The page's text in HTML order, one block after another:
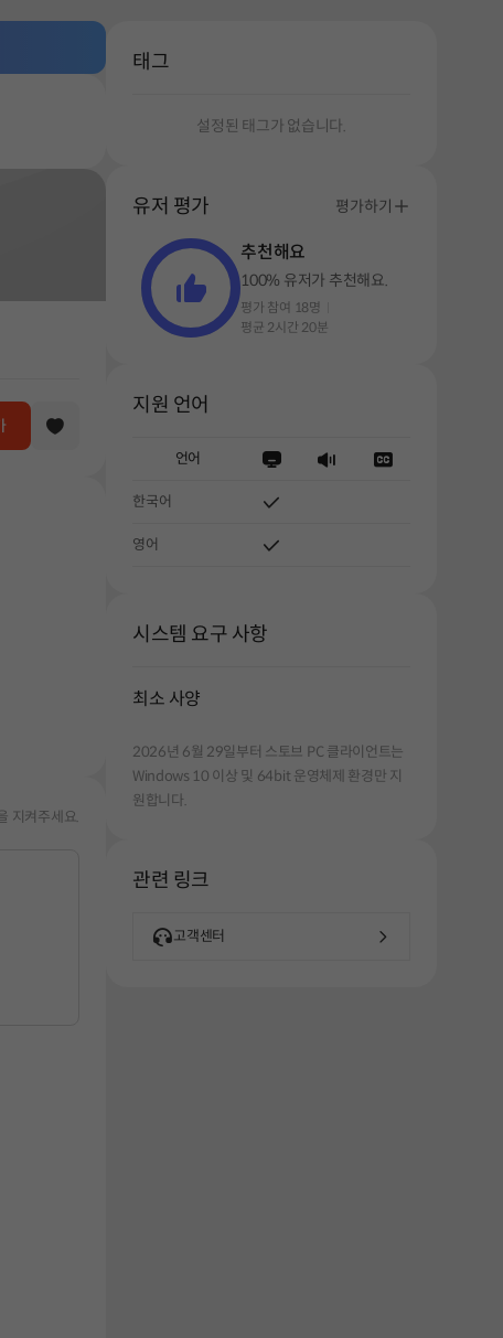
지켜주세요.
태그
설정된 태그가 없습니다.
유저 평가 평가하기
추천해요
100% 유저가 추천해요.
평가 참여 18명
평균 2시간 20분
지원 언어
언어
한국어
영어
시스템 요구 사항
최소 사양
2026년 6월 29일부터 스토브 PC 클라이언트는
Windows 10 이상 및 64bit 운영체제 환경만 지
원합니다.
관련 링크
고객센터